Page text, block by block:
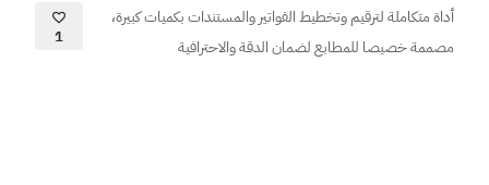
أداة متكاملة لترقيم وتخطيط الفواتير والمستندات بكميات كبيرة،
مصممة خصيصا للمطابع لضمان الدقة والاحترافية
1